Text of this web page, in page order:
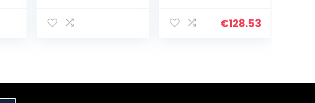
touw, 7×7
m…
staal,
€128.53